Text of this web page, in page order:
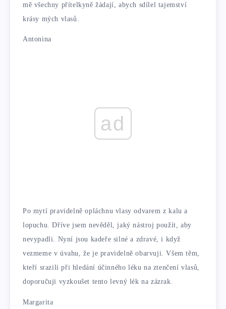
mě všechny přítelkyně žádají, abych sdílel tajemství
krásy mých vlasů.
Antonina
ad
Po mytí pravidelně opláchnu vlasy odvarem z kalu a
lopuchu. Dříve jsem nevěděl, jaký nástroj použít, aby
nevypadli. Nyní jsou kadeře silné a zdravé, i když
vezmeme v úvahu, že je pravidelně obarvuji. Všem těm,
kteří srazili při hledání účinného léku na ztenčení vlasů,
doporučuji vyzkoušet tento levný lék na zázrak.
Margarita